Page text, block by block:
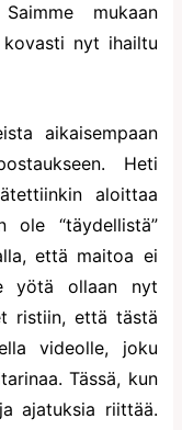
mukaan
nyt ihailtu
aikaisempaan
Heti
aloittaa
ole “täydellistä”
että maitoa ei
yötä ollaan nyt
ristiin, että tästä
videolle, joku
Tässä, kun
ajatuksia riittää.